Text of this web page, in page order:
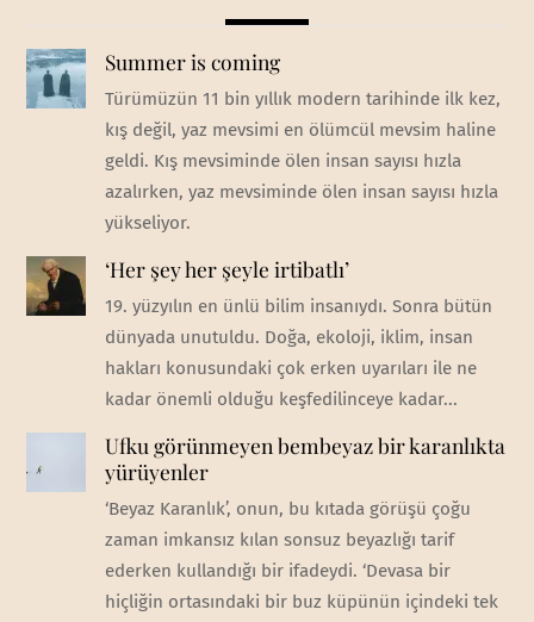
Summer is coming
Türümüzün 11 bin yıllık modern tarihinde ilk kez,
kış değil, yaz mevsimi en ölümcül mevsim haline
geldi. Kış mevsiminde ölen insan sayısı hızla
azalırken, yaz mevsiminde ölen insan sayısı hızla
yükseliyor.
‘Her şey her şeyle irtibatlı’
19. yüzyılın en ünlü bilim insanıydı. Sonra bütün
dünyada unutuldu. Doğa, ekoloji, iklim, insan
hakları konusundaki çok erken uyarıları ile ne
kadar önemli olduğu keşfedilinceye kadar...
Ufku görünmeyen bembeyaz bir karanlıkta
yürüyenler
‘Beyaz Karanlık’, onun, bu kıtada görüşü çoğu
zaman imkansız kılan sonsuz beyazlığı tarif
ederken kullandığı bir ifadeydi. ‘Devasa bir
hiçliğin ortasındaki bir buz küpünün içindeki tek